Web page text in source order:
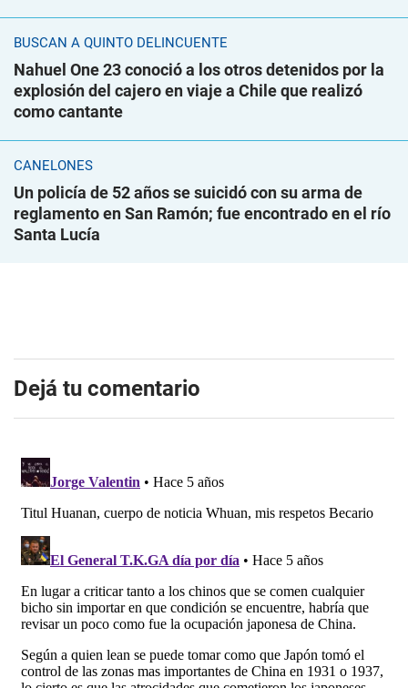
BUSCAN A QUINTO DELINCUENTE
Nahuel One 23 conoció a los otros detenidos por la
explosión del cajero en viaje a Chile que realizó
como cantante
CANELONES
Un policía de 52 años se suicidó con su arma de
reglamento en San Ramón; fue encontrado en el río
Santa Lucía
Dejá tu comentario